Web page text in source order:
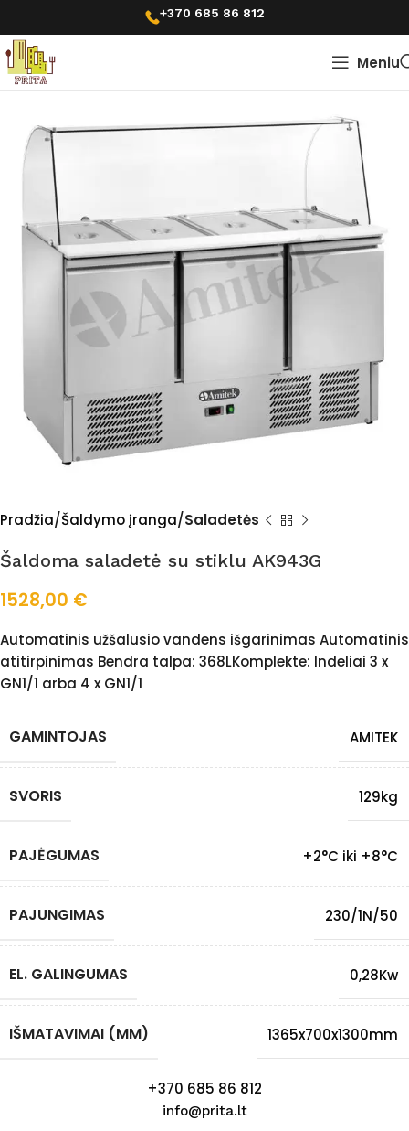
+370 685 86 812
Meniu
Pradžia Šaldymo įranga Saladetės
Šaldoma saladetė su stiklu AK943G
1528,00 €
Automatinis užšalusio vandens išgarinimas Automatinis
atitirpinimas Bendra talpa: 368LKomplekte: Indeliai 3 x
GN1/1 arba 4 x GN1/1
GAMINTOJAS AMITEK
SVORIS 129kg
PAJĖGUMAS +2°C iki +8°C
PAJUNGIMAS 230/1N/50
EL. GALINGUMAS 0,28Kw
IŠMATAVIMAI (MM) 1365x700x1300mm
+370 685 86 812
info@prita.lt